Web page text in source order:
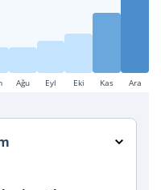
Ağu Eyl Eki Kas Ara